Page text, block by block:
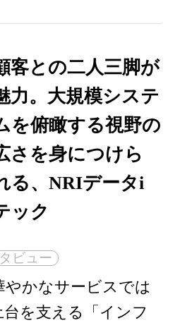
客との二人三脚が
力。大規模システ
を俯瞰する視野の
さを身につけら
る、NRIデータi
ック
ビュー
やかなサービスでは
を支える「インフ